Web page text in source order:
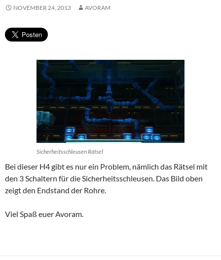
NOVEMBER 24, 2013 AVORAM
Sicherheitsschleusen Rätsel
Bei dieser H4 gibt es nur ein Problem, nämlich das Rätsel mit
den 3 Schaltern für die Sicherheitsschleusen. Das Bild oben
zeigt den Endstand der Rohre.
Viel Spaß euer Avoram.